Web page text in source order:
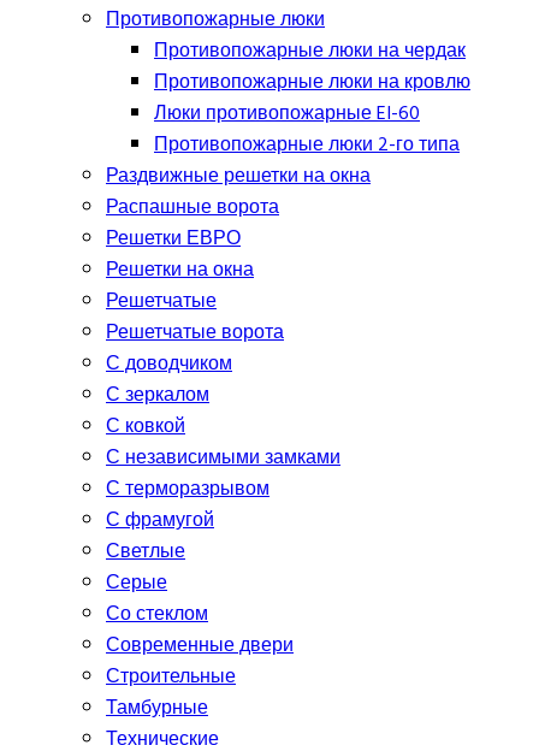
Противопожарные люки
Противопожарные люки на чердак
Противопожарные люки на кровлю
Люки противопожарные EI-60
Противопожарные люки 2-го типа
Раздвижные решетки на окна
Распашные ворота
Решетки ЕВРО
Решетки на окна
Решетчатые
Решетчатые ворота
С доводчиком
С зеркалом
С ковкой
С независимыми замками
С терморазрывом
С фрамугой
Светлые
Серые
Со стеклом
Современные двери
Строительные
Тамбурные